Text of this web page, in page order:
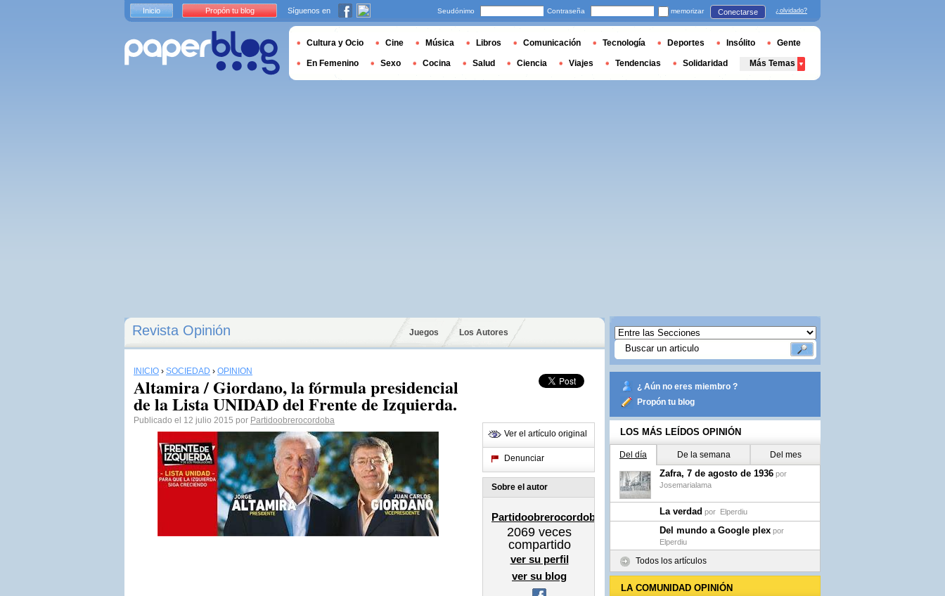
Revista Opinión Juegos Los Autores
INICIO › SOCIEDAD › OPINIÓN
Altamira / Giordano, la fórmula presidencial
de la Lista UNIDAD del Frente de Izquierda.
Publicado el 12 julio 2015 por Partidoobrerocordoba
Ver el artículo original
Denunciar
Sobre el autor
Partidoobrerocordoba
2069 veces
compartido
ver su perfil
ver su blog
¿ Aún no eres miembro ?
Propón tu blog
LOS MÁS LEÍDOS OPINIÓN
Del día De la semana Del mes
Zafra, 7 de agosto de 1936 por
Josemarialama
La verdad por Elperdiu
Del mundo a Google plex por
Elperdiu
Todos los artículos
LA COMUNIDAD OPINIÓN
Inicio Propón tu blog Síguenos en Seudónimo Contraseña memorizar Conectarse ¿olvidado?
Cultura y Ocio Cine Música Libros Comunicación Tecnología Deportes Insólito Gente
En Femenino Sexo Cocina Salud Ciencia Viajes Tendencias Solidaridad Más Temas